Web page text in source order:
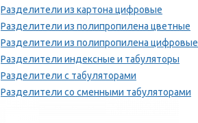
Разделители из картона цифровые
Разделители из полипропилена цветные
Разделители из полипропилена цифровые
Разделители индексные и табуляторы
Разделители с табуляторами
Разделители со сменными табуляторами